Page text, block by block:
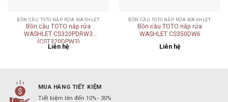
BỒN CẦU TOTO NẮP RỬA WASHLET
Bồn cầu TOTO nắp rửa
WASHLET CS320PDRW3
(CST320DPW3)
Liên hệ
BỒN CẦU TOTO NẮP RỬA WASHLET
Bồn cầu TOTO nắp rửa
WASHLET CS350DW6
Liên hệ
MUA HÀNG TIẾT KIỆM
Tiết kiệm lên đến 10% - 30%